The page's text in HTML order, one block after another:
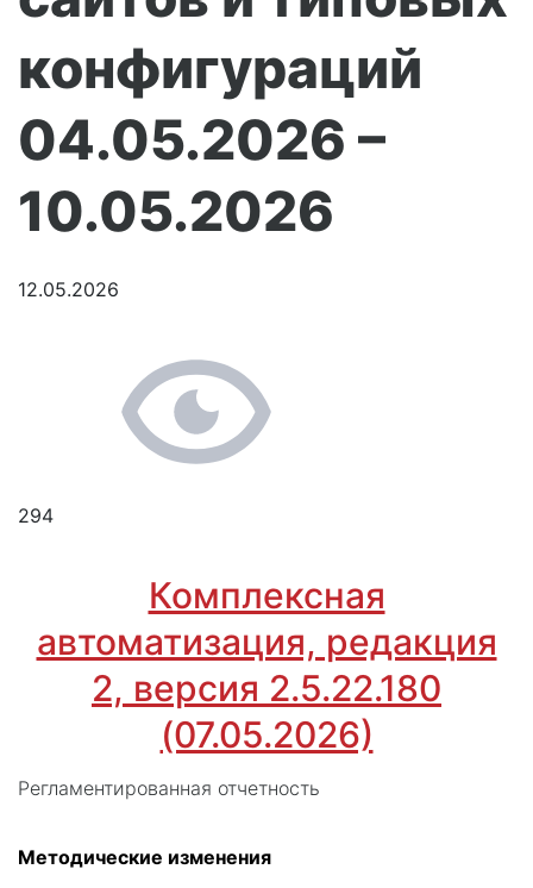
конфигураций
04.05.2026 –
10.05.2026
12.05.2026
294
Комплексная
автоматизация, редакция
2, версия 2.5.22.180
(07.05.2026)
Регламентированная отчетность
Методические изменения